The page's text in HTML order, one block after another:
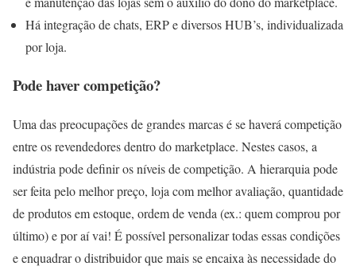
Há integração de chats, ERP e diversos HUB’s, individualizada
por loja.
Pode haver competição?
Uma das preocupações de grandes marcas é se haverá competição
entre os revendedores dentro do marketplace. Nestes casos, a
indústria pode definir os níveis de competição. A hierarquia pode
ser feita pelo melhor preço, loja com melhor avaliação, quantidade
de produtos em estoque, ordem de venda (ex.: quem comprou por
último) e por aí vai! É possível personalizar todas essas condições
e enquadrar o distribuidor que mais se encaixa às necessidade do